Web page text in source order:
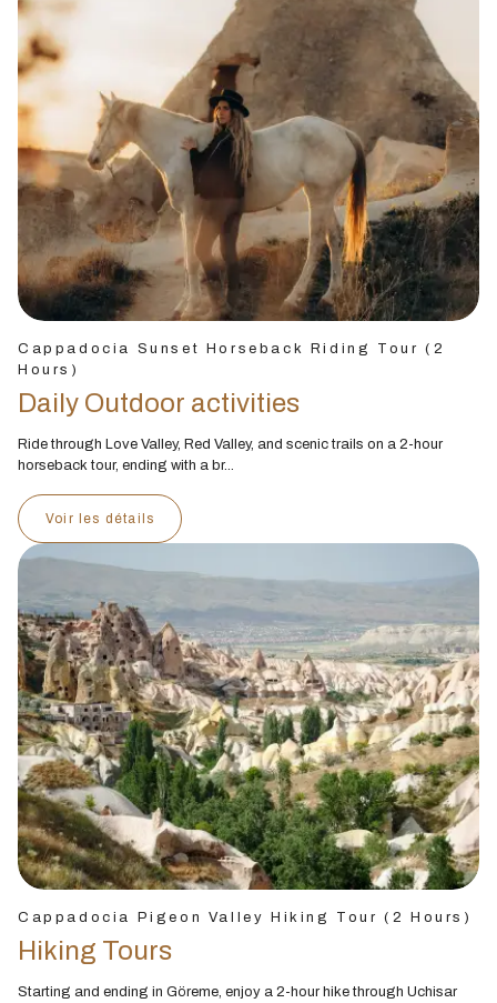
Cappadocia Sunset Horseback Riding Tour (2
Hours)
Daily Outdoor activities
Ride through Love Valley, Red Valley, and scenic trails on a 2-hour
horseback tour, ending with a br...
Voir les détails
Cappadocia Pigeon Valley Hiking Tour (2 Hours)
Hiking Tours
Starting and ending in Göreme, enjoy a 2-hour hike through Uchisar